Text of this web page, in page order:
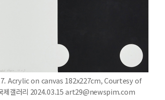
Acrylic on canvas 182x227cm, Courtesy of
갤러리 2024.03.15 art29@newspim.com